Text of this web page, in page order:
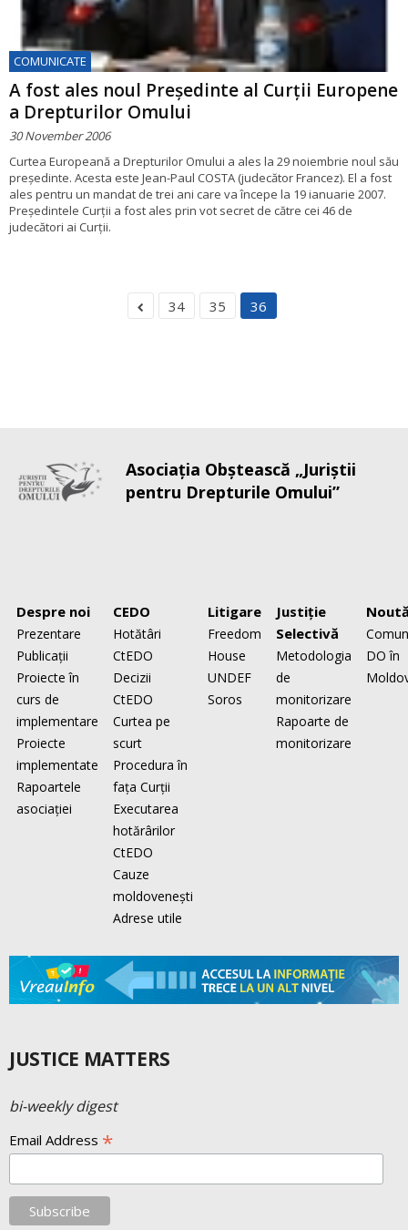
COMUNICATE
A fost ales noul Președinte al Curții Europene
a Drepturilor Omului
30 November 2006
Curtea Europeană a Drepturilor Omului a ales la 29 noiembrie noul său
președinte. Acesta este Jean-Paul COSTA (judecător Francez). El a fost
ales pentru un mandat de trei ani care va începe la 19 ianuarie 2007.
Președintele Curții a fost ales prin vot secret de către cei 46 de
judecători ai Curții.
34 35 36
Asociaţia Obştească „Juriştii
pentru Drepturile Omului”
Despre noi
Prezentare
Publicaţii
Proiecte în
curs de
implementare
Proiecte
implementate
Rapoartele
asociaţiei
CEDO
Hotătâri
CtEDO
Decizii
CtEDO
Curtea pe
scurt
Procedura în
faţa Curţii
Executarea
hotărârilor
CtEDO
Cauze
moldovenești
Adrese utile
Litigare
Freedom
House
UNDEF
Soros
Justiţie
Selectivă
Metodologia
de
monitorizare
Rapoarte de
monitorizare
DO în
JUSTICE MATTERS
bi-weekly digest
Email Address *